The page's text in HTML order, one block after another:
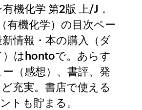
機化学 第2版 上/J．
有機化学）の目次ペー
情報・本の購入（ダ
）はhontoで。あらす
（感想）、書評、発
充実。書店で使える
トも貯まる。